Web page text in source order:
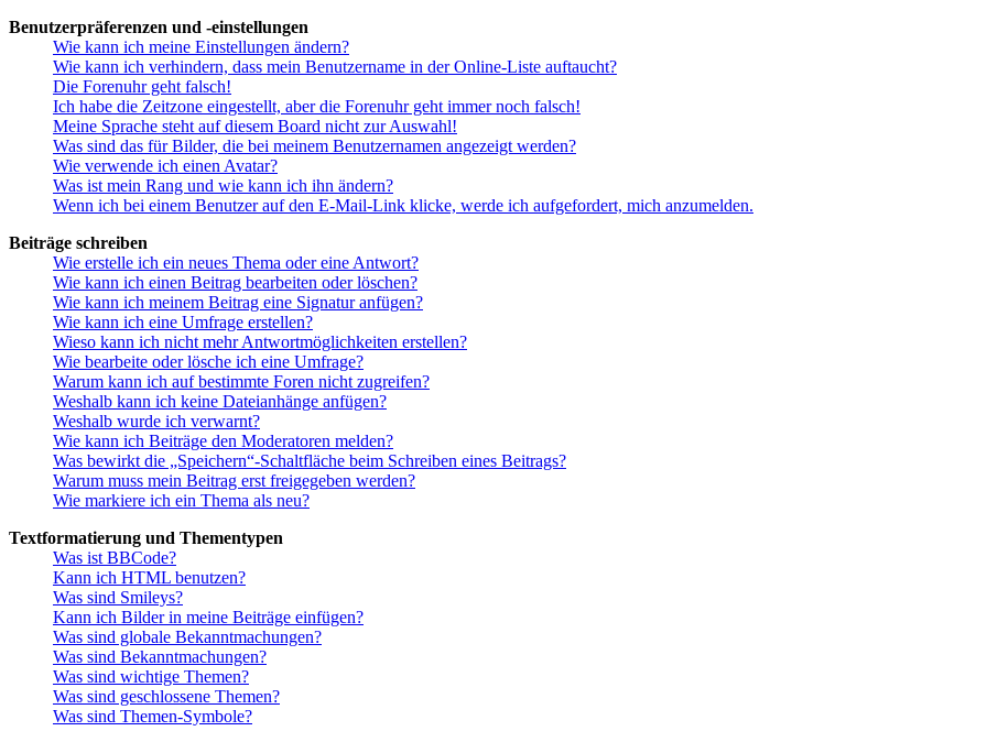
Benutzerpräferenzen und -einstellungen
Wie kann ich meine Einstellungen ändern?
Wie kann ich verhindern, dass mein Benutzername in der Online-Liste auftaucht?
Die Forenuhr geht falsch!
Ich habe die Zeitzone eingestellt, aber die Forenuhr geht immer noch falsch!
Meine Sprache steht auf diesem Board nicht zur Auswahl!
Was sind das für Bilder, die bei meinem Benutzernamen angezeigt werden?
Wie verwende ich einen Avatar?
Was ist mein Rang und wie kann ich ihn ändern?
Wenn ich bei einem Benutzer auf den E-Mail-Link klicke, werde ich aufgefordert, mich anzumelden.
Beiträge schreiben
Wie erstelle ich ein neues Thema oder eine Antwort?
Wie kann ich einen Beitrag bearbeiten oder löschen?
Wie kann ich meinem Beitrag eine Signatur anfügen?
Wie kann ich eine Umfrage erstellen?
Wieso kann ich nicht mehr Antwortmöglichkeiten erstellen?
Wie bearbeite oder lösche ich eine Umfrage?
Warum kann ich auf bestimmte Foren nicht zugreifen?
Weshalb kann ich keine Dateianhänge anfügen?
Weshalb wurde ich verwarnt?
Wie kann ich Beiträge den Moderatoren melden?
Was bewirkt die „Speichern“-Schaltfläche beim Schreiben eines Beitrags?
Warum muss mein Beitrag erst freigegeben werden?
Wie markiere ich ein Thema als neu?
Textformatierung und Thementypen
Was ist BBCode?
Kann ich HTML benutzen?
Was sind Smileys?
Kann ich Bilder in meine Beiträge einfügen?
Was sind globale Bekanntmachungen?
Was sind Bekanntmachungen?
Was sind wichtige Themen?
Was sind geschlossene Themen?
Was sind Themen-Symbole?